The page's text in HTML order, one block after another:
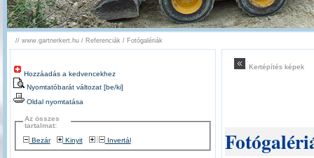
// www.gartnerkert.hu / Referenciák / Fotógalériák
Hozzáadás a kedvencekhez
Nyomtatóbarát változat [be/ki]
Oldal nyomtatása
Az összes
tartalmat:
Bezár
Kinyit Invertál
Kertépítés képek